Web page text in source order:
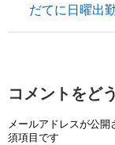
だてに日曜出
コメントをど
メールアドレスが公開
須項目です